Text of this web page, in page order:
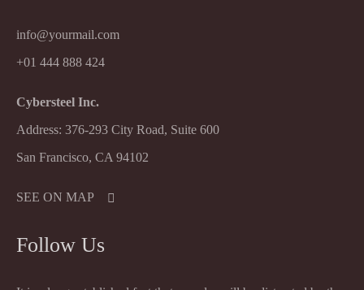
info@yourmail.com
+01 444 888 424
Cybersteel Inc.
Address: 376-293 City Road, Suite 600
San Francisco, CA 94102
SEE ON MAP
Follow Us